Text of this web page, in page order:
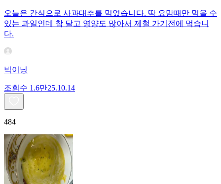
오늘은 간식으로 사과대추를 먹었습니다. 딱 요맘때만 먹을 수
있는 과일인데 참 달고 영양도 많아서 제철 가기전에 먹습니
다.
빅이닝
조회수 1.6만25.10.14
484